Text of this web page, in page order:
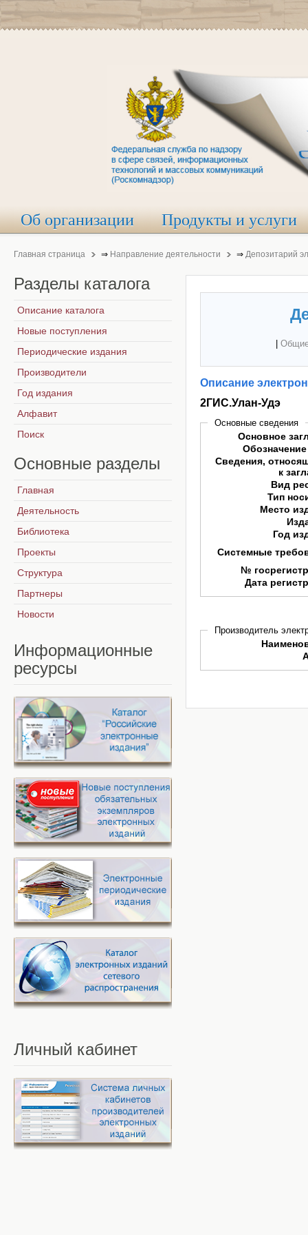
Об организации Продукты и услуги
Главная страница ⇒ Направление деятельности ⇒ Депозитарий
Описание
2ГИС.Улан-Удэ
Основные сведения
Основное
Сведения,
к
Вид
Тип
Место
Год
Системные
№
Дата
Производитель
Разделы каталога
Описание каталога
Новые поступления
Периодические издания
Производители
Год издания
Алфавит
Поиск
Основные разделы
Главная
Деятельность
Библиотека
Проекты
Структура
Партнеры
Новости
Информационные
ресурсы
Личный кабинет